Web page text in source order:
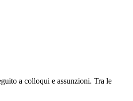
a colloqui e assunzioni. Tra le